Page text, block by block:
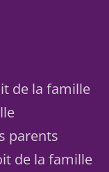
de la famille
parents
de la famille